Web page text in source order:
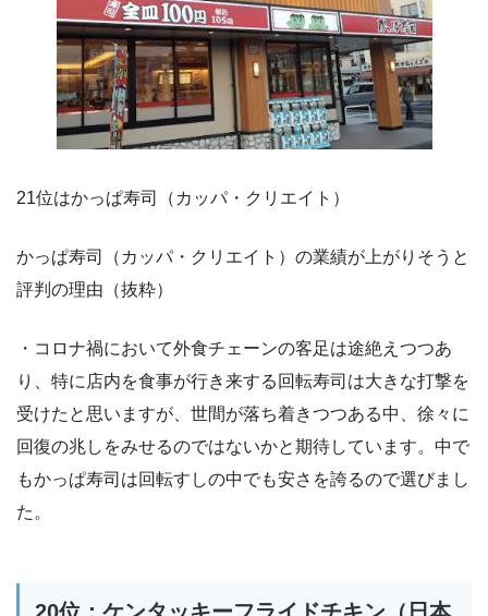
21位はかっぱ寿司（カッパ・クリエイト）
かっぱ寿司（カッパ・クリエイト）の業績が上がりそうと
評判の理由（抜粋）
・コロナ禍において外食チェーンの客足は途絶えつつあ
り、特に店内を食事が行き来する回転寿司は大きな打撃を
受けたと思いますが、世間が落ち着きつつある中、徐々に
回復の兆しをみせるのではないかと期待しています。中で
もかっぱ寿司は回転すしの中でも安さを誇るので選びまし
た。